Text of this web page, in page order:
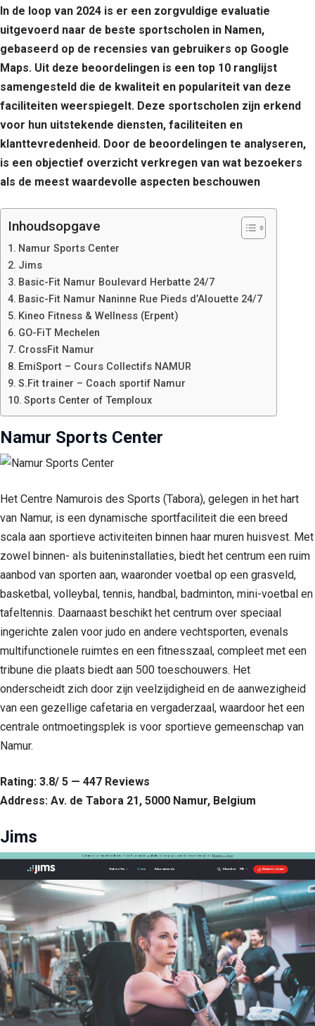
In de loop van 2024 is er een zorgvuldige evaluatie
uitgevoerd naar de beste sportscholen in Namen,
gebaseerd op de recensies van gebruikers op Google
Maps. Uit deze beoordelingen is een top 10 ranglijst
samengesteld die de kwaliteit en populariteit van deze
faciliteiten weerspiegelt. Deze sportscholen zijn erkend
voor hun uitstekende diensten, faciliteiten en
klanttevredenheid. Door de beoordelingen te analyseren,
is een objectief overzicht verkregen van wat bezoekers
als de meest waardevolle aspecten beschouwen
Inhoudsopgave
Namur Sports Center
Jims
Basic-Fit Namur Boulevard Herbatte 24/7
Basic-Fit Namur Naninne Rue Pieds d’Alouette 24/7
Kineo Fitness & Wellness (Erpent)
GO-FiT Mechelen
CrossFit Namur
EmiSport – Cours Collectifs NAMUR
S.Fit trainer – Coach sportif Namur
Sports Center of Temploux
Namur Sports Center
Het Centre Namurois des Sports (Tabora), gelegen in het hart
van Namur, is een dynamische sportfaciliteit die een breed
scala aan sportieve activiteiten binnen haar muren huisvest. Met
zowel binnen- als buiteninstallaties, biedt het centrum een ruim
aanbod van sporten aan, waaronder voetbal op een grasveld,
basketbal, volleybal, tennis, handbal, badminton, mini-voetbal en
tafeltennis. Daarnaast beschikt het centrum over speciaal
ingerichte zalen voor judo en andere vechtsporten, evenals
multifunctionele ruimtes en een fitnesszaal, compleet met een
tribune die plaats biedt aan 500 toeschouwers. Het
onderscheidt zich door zijn veelzijdigheid en de aanwezigheid
van een gezellige cafetaria en vergaderzaal, waardoor het een
centrale ontmoetingsplek is voor sportieve gemeenschap van
Namur.
Rating: 3.8/ 5 — 447 Reviews
Address: Av. de Tabora 21, 5000 Namur, Belgium
Jims